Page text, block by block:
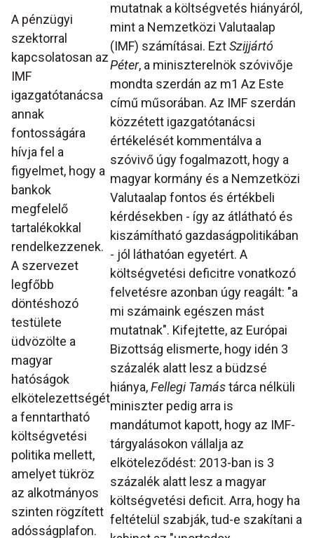
mutatnak a költségvetés hiányáról,
mint a Nemzetközi Valutaalap
(IMF) számításai. EztSzijjártó
Péter, a miniszterelnök szóvivője
mondta szerdán az m1 Az Este
című műsorában. Az IMF szerdán
közzétett igazgatótanácsi
értékelését kommentálva a
szóvivő úgy fogalmazott, hogy a
magyar kormány és a Nemzetközi
Valutaalap fontos és értékbeli
kérdésekben - így az átlátható és
kiszámítható gazdaságpolitikában
- jól láthatóan egyetért. A
költségvetési deficitre vonatkozó
felvetésre azonban úgy reagált: "a
mi számaink egészen mást
mutatnak". Kifejtette, az Európai
Bizottság elismerte, hogy idén 3
százalék alatt lesz a büdzsé
hiánya,Fellegi Tamástárca nélküli
miniszter pedig arra is
mandátumot kapott, hogy az IMF-
tárgyalásokon vállalja az
elköteleződést: 2013-ban is 3
százalék alatt lesz a magyar
költségvetési deficit. Arra, hogy ha
feltételül szabják, tud-e szakítani a
A pénzügyi
szektorral
kapcsolatosan az
IMF
igazgatótanácsa
annak
fontosságára
hívja fel a
figyelmet, hogy a
bankok
megfelelő
tartalékokkal
rendelkezzenek.
A szervezet
legfőbb
döntéshozó
testülete
üdvözölte a
magyar
hatóságok
elkötelezettségét
a fenntartható
költségvetési
politika mellett,
amelyet tükröz
az alkotmányos
szinten rögzített
adósságplafon.